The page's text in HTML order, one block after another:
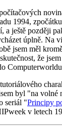
1994,
a ještě později
úplně. Na
jsem měl
že
byl "na volné
seriál "Principy
v letech